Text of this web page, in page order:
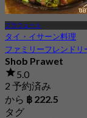
プラウェート
タイ・イサーン料理
ファミリーフレンドリ
Shob Prawet
5.0
2 予約済み
から ฿ 222.5
タグ